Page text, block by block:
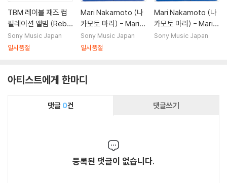
TBM 레이블 재즈 컴
필레이션 앨범 (Rebir
th of "TBM" The Ja
panese Deep Jazz
Sony Music Japan
일시품절
Mari Nakamoto (나
카모토 마리) - Mari N
akamoto III [SACD
Hybrid]
Sony Music Japan
일시품절
Mari Nakamoto (나
카모토 마리) - Mari N
akamoto III [LP]
Sony Music Japan
아티스트에게 한마디
댓글 0건 댓글쓰기
등록된 댓글이 없습니다.